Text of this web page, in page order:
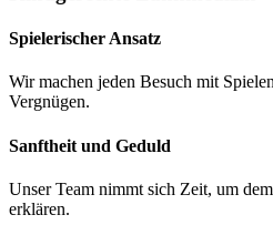
Spielerischer Ansatz
Wir machen jeden Besuch mit
Vergnügen.
Sanftheit und Geduld
Unser Team nimmt sich Zeit, um
erklären.